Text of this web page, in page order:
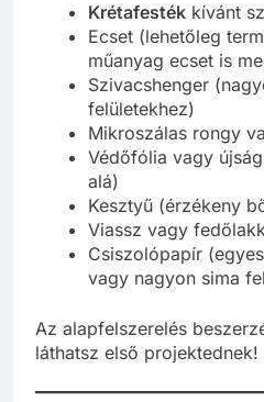
Krétafesték kívánt
Ecset (lehetőleg
műanyag ecset is
Szivacshenger
felületekhez)
Mikroszálas rongy
Védőfólia vagy
alá)
Kesztyű (érzékeny
Viassz vagy
Csiszolópapír
vagy nagyon sima
Az alapfelszerelés
láthatsz első projektednek!